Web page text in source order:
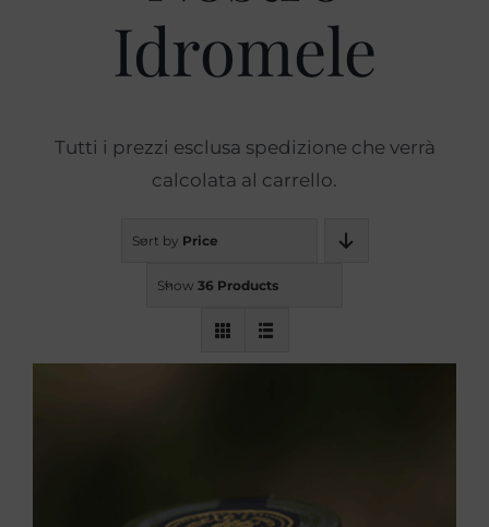
Idromele
Tutti i prezzi esclusa spedizione che verrà
calcolata al carrello.
Sort by Price
Show 36 Products